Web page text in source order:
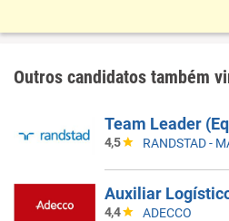
Outros candidatos também
4,5 RANDSTAD -
Auxiliar
4,4 ADECCO